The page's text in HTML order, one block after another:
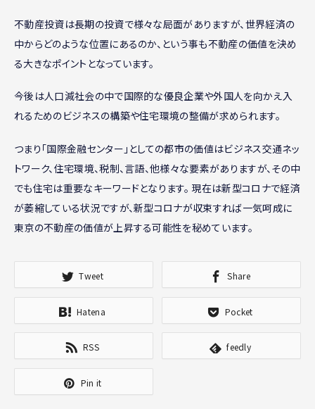
不動産投資は長期の投資で様々な局面がありますが、世界経済の
中からどのような位置にあるのか、という事も不動産の価値を決め
る大きなポイントとなっています。
今後は人口減社会の中で国際的な優良企業や外国人を向かえ入
れるためのビジネスの構築や住宅環境の整備が求められます。
つまり「国際金融センター」としての都市の価値はビジネス交通ネッ
トワーク、住宅環境、税制、言語、他様々な要素がありますが、その中
でも住宅は重要なキーワードとなります。 現在は新型コロナで経済
が萎縮している状況ですが、新型コロナが収束すれば一気呵成に
東京の不動産の価値が上昇する可能性を秘めています。
Tweet Share
Hatena Pocket
RSS feedly
Pin it